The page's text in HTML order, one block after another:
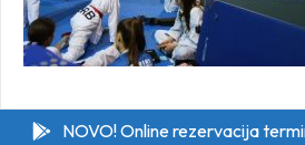
NOVO! Online rezervacija